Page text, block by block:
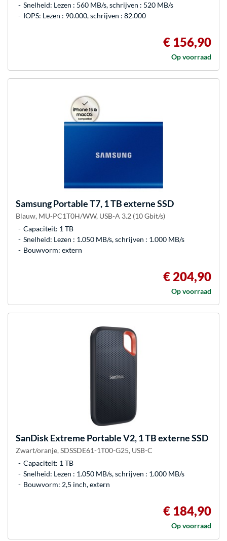
Snelheid: Lezen : 560 MB/s, schrijven : 520 MB/s
IOPS: Lezen : 90.000, schrijven : 82.000
€ 156,90
Op voorraad
SamsungPortable T7, 1 TB externe SSD
Blauw, MU-PC1T0H/WW, USB-A 3.2 (10 Gbit/s)
Capaciteit: 1 TB
Snelheid: Lezen : 1.050 MB/s, schrijven : 1.000 MB/s
Bouwvorm: extern
€ 204,90
Op voorraad
SanDiskExtreme Portable V2, 1 TB externe SSD
Zwart/oranje, SDSSDE61-1T00-G25, USB-C
Capaciteit: 1 TB
Snelheid: Lezen : 1.050 MB/s, schrijven : 1.000 MB/s
Bouwvorm: 2,5 inch, extern
€ 184,90
Op voorraad